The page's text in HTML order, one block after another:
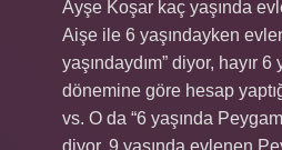
Ayşe Koşar kaç yaşında
Aişe ile 6 yaşındayken
yaşındaydım” diyor, hayır
dönemine göre hesap
vs. O da “6 yaşında
diyor. 9 yaşında evlenen